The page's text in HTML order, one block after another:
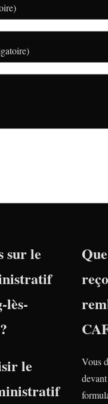
sur le
lès-
le
Vous